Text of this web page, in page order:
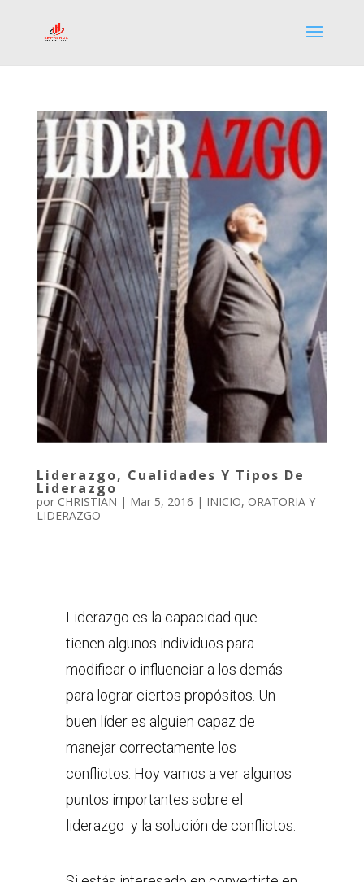
Liderazgo, Cualidades Y Tipos De
Liderazgo
por CHRISTIAN | Mar 5, 2016 | INICIO, ORATORIA Y
LIDERAZGO
Liderazgo es la capacidad que
tienen algunos individuos para
modificar o influenciar a los demás
para lograr ciertos propósitos. Un
buen líder es alguien capaz de
manejar correctamente los
conflictos. Hoy vamos a ver algunos
puntos importantes sobre el
liderazgo y la solución de conflictos.